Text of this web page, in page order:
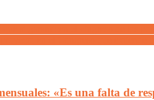
«Es una falta de